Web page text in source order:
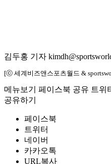
김두홍 기자
[ⓒ 세계비즈앤스포츠월드 &
메뉴보기 페이스북 공유 트위
공유하기
페이스북
트위터
네이버
카카오톡
URL복사